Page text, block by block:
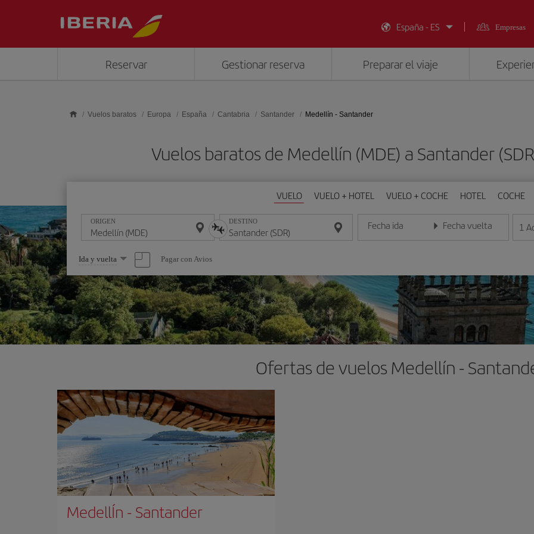
España - ES
Empresas
Reservar Gestionar reserva Preparar el viaje
Vuelos baratos Europa España Cantabria Santander Medellín - Santander
Vuelos baratos de Medellín (MDE) a Santander
VUELO VUELO + HOTEL VUELO + COCHE HOTEL COCHE
ORIGEN DESTINO Fecha ida
Introduce la fecha en formato día/mes/año
Fecha vuelta
Introduce la fecha en 1
Seleccione
una
opción
Ida y vuelta Pagar con Avios
Ofertas de vuelos Medellín -
MedellÍn - Santander